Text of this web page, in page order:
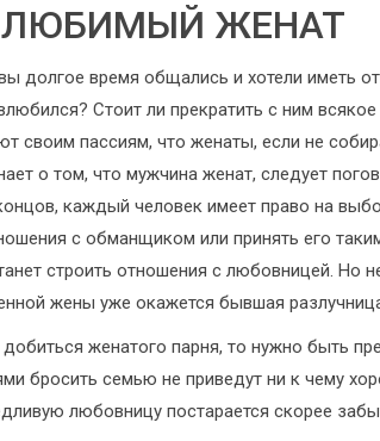
ЛЮБИМЫЙ ЖЕНАТ
долгое время общались и хотели иметь
Стоит ли прекратить с ним
своим пассиям, что женаты, если не
о том, что мужчина женат, следует
каждый человек имеет право на
с обманщиком или принять его
строить отношения с любовницей. Но
жены уже окажется бывшая
женатого парня, то нужно быть
бросить семью не приведут ни к чему
любовницу постарается скорее